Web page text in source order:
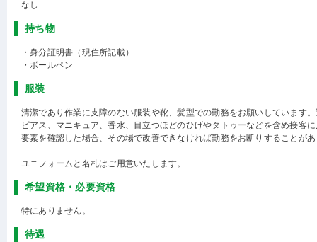
なし
持ち物
・身分証明書（現住所記載）
・ボールペン
服装
清潔であり作業に支障のない服装や靴、髪型での勤務をお願いしています
ピアス、マニキュア、香水、目立つほどのひげやタトゥーなどを含め接客
要素を確認した場合、その場で改善できなければ勤務をお断りすることが
ユニフォームと名札はご用意いたします。
希望資格・必要資格
特にありません。
待遇